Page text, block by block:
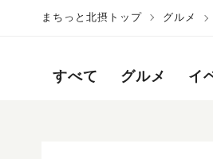
まちっと北摂トップ グルメ
すべて グルメ イ